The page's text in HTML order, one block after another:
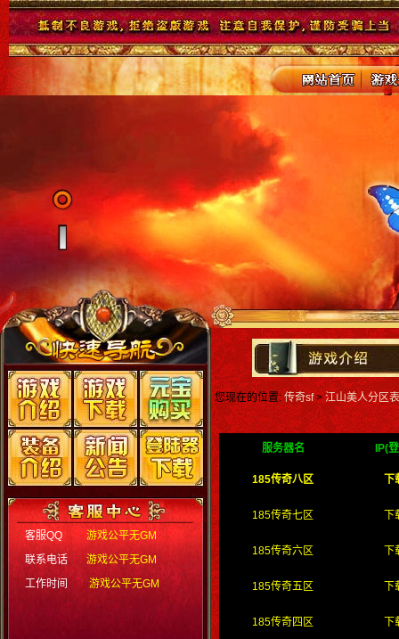
客服QQ
游戏公平无GM
联系电话
游戏公平无GM
工作时间
游戏公平无GM
您现在的位置:传奇sf>江山美人分区表
服务器名 IP(
185传奇八区
185传奇七区
185传奇六区
185传奇五区
185传奇四区